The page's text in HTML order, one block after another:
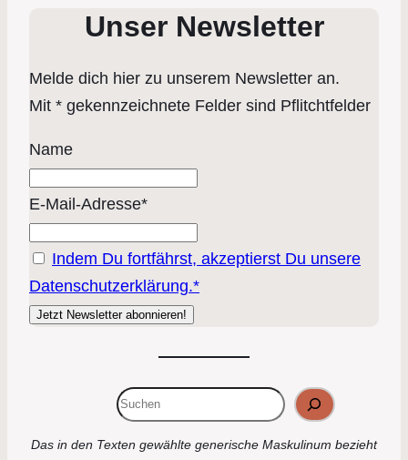
Unser Newsletter
Melde dich hier zu unserem Newsletter an.
Mit * gekennzeichnete Felder sind Pflitchtfelder
Name
E-Mail-Adresse*
Indem Du fortfährst, akzeptierst Du unsere
Datenschutzerklärung.*
Das in den Texten gewählte generische Maskulinum bezieht